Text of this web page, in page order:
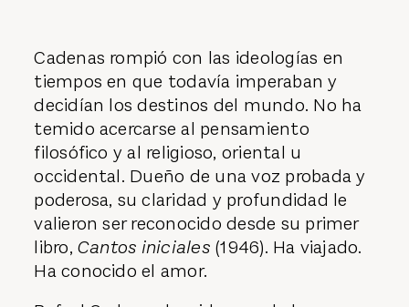
Cadenas rompió con las ideologías en
tiempos en que todavía imperaban y
decidían los destinos del mundo. No ha
temido acercarse al pensamiento
filosófico y al religioso, oriental u
occidental. Dueño de una voz probada y
poderosa, su claridad y profundidad le
valieron ser reconocido desde su primer
libro,Cantos iniciales (1946). Ha viajado.
Ha conocido el amor.